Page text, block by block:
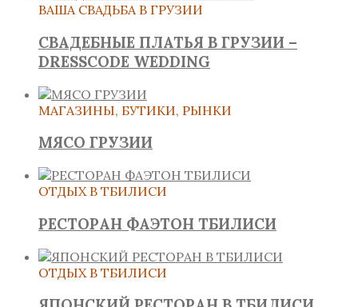
ВАША СВАДЬБА В ГРУЗИИ
СВАДЕБНЫЕ ПЛАТЬЯ В ГРУЗИИ –
DRESSCODE WEDDING
МАГАЗИНЫ, БУТИКИ, РЫНКИ
МЯСО ГРУЗИИ
ОТДЫХ В ТБИЛИСИ
РЕСТОРАН ФАЭТОН ТБИЛИСИ
ОТДЫХ В ТБИЛИСИ